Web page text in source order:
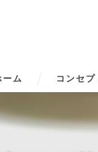
ーム コンセプ